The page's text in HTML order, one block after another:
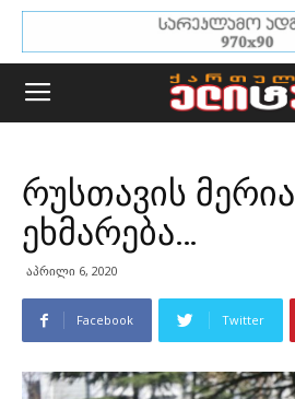
რუსთავის მერია
ეხმარება…
აპრილი 6, 2020
Facebook Twitter